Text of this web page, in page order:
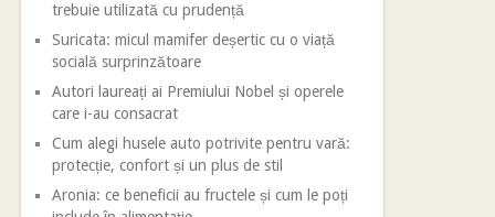
trebuie utilizată cu prudență
Suricata: micul mamifer deșertic cu o viață
socială surprinzătoare
Autori laureați ai Premiului Nobel și operele
care i-au consacrat
Cum alegi husele auto potrivite pentru vară:
protecție, confort și un plus de stil
Aronia: ce beneficii au fructele și cum le poți